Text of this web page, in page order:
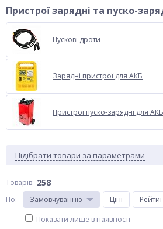
Пристрої зарядні та пуско-
Пускові дроти
Зарядні пристрої для АКБ
Пристрої пуско-зарядні для АКБ
Підібрати товари за параметрами
Товарів: 258
По: Замовчуванню Ціні
Показати лише в наявності